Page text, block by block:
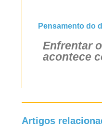
Pensamento do
Enfrentar
acontece
Artigos